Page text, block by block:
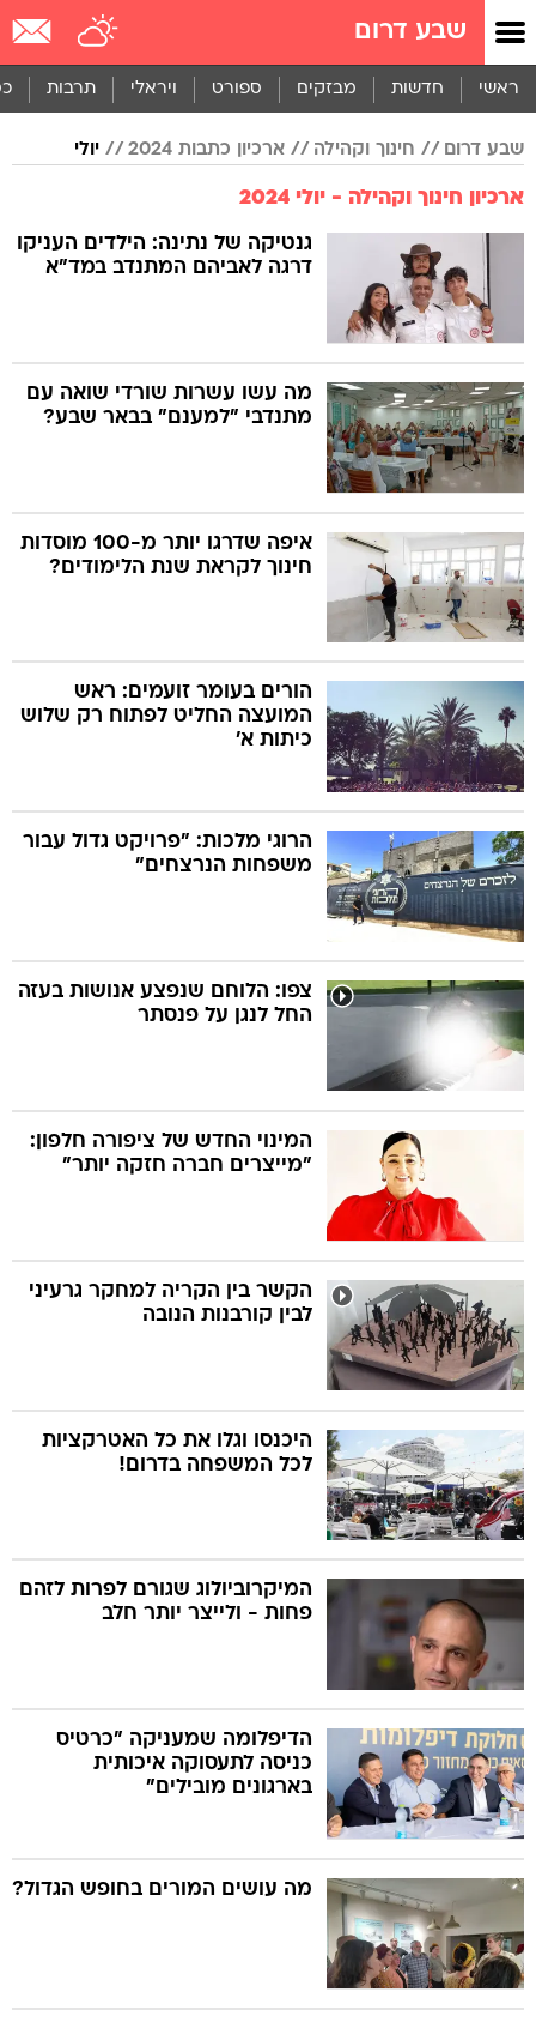
שבע דרום
ראשי חדשות מבזקים ספורט ויראלי תרבות
שבע דרום חינוך וקהילה ארכיון כתבות 2024 יולי
ארכיון חינוך וקהילה - יולי 2024
גנטיקה של נתינה: הילדים העניקו
דרגה לאביהם המתנדב במד"א
מה עשו עשרות שורדי שואה עם
מתנדבי "למענם" בבאר שבע?
איפה שדרגו יותר מ-100 מוסדות
חינוך לקראת שנת הלימודים?
הורים בעומר זועמים: ראש
המועצה החליט לפתוח רק שלוש
כיתות א'
הרוגי מלכות: "פרויקט גדול עבור
משפחות הנרצחים"
צפו: הלוחם שנפצע אנושות בעזה
החל לנגן על פנסתר
המינוי החדש של ציפורה חלפון:
"מייצרים חברה חזקה יותר"
הקשר בין הקריה למחקר גרעיני
לבין קורבנות הנובה
היכנסו וגלו את כל האטרקציות
לכל המשפחה בדרום!
המיקרוביולוג שגורם לפרות לזהם
פחות - ולייצר יותר חלב
הדיפלומה שמעניקה "כרטיס
כניסה לתעסוקה איכותית
בארגונים מובילים"
מה עושים המורים בחופש הגדול?